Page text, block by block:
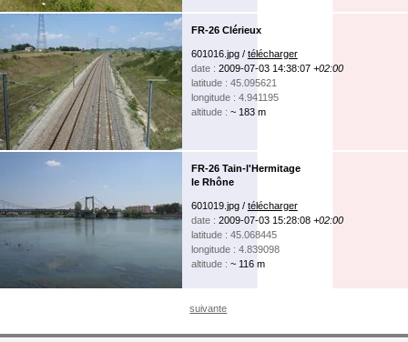
FR-26 Clérieux
601016.jpg / télécharger
date : 2009-07-03 14:38:07 +02:00
latitude : 45.095621
longitude : 4.941195
altitude : ~ 183 m
FR-26 Tain-l'Hermitage
le Rhône
601019.jpg / télécharger
date : 2009-07-03 15:28:08 +02:00
latitude : 45.068445
longitude : 4.839098
altitude : ~ 116 m
suivante